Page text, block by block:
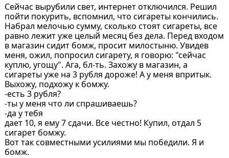
Сейчас вырубили свет, интернет отключился. Решил
пойти покурить, вспомнил, что сигареты кончились.
Набрал мелочью сумму, сколько стоят сигареты, все
равно лежит уже целый месяц без дела. Перед входом
в магазин сидит бомж, просит милостыню. Увидев
меня, ожил, попросил сигарету, я говорю: "сейчас
куплю, угощу". Ага, бл-ть. Захожу в магазин, а
сигареты уже на 3 рубля дороже! А у меня впритык.
Выхожу, подхожу к бомжу.
-есть 3 рубля?
-ты у меня что ли спрашиваешь?
-да у тебя
дает 10, я ему 7 сдачи. Все честно! Купил, отдал 5
сигарет бомжу.
Вот так совместными усилиями мы победили. Я и
бомж.